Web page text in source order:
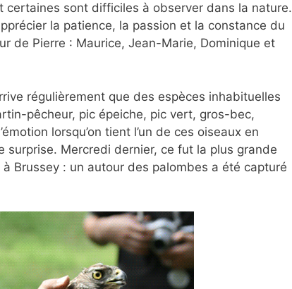
certaines sont difficiles à observer dans la nature.
la patience, la passion et la constance du
de Pierre : Maurice, Jean-Marie, Dominique et
régulièrement que des espèces inhabituelles
pêcheur, pic épeiche, pic vert, gros-bec,
lorsqu’on tient l’un de ces oiseaux en
surprise. Mercredi dernier, ce fut la plus grande
Brussey : un autour des palombes a été capturé